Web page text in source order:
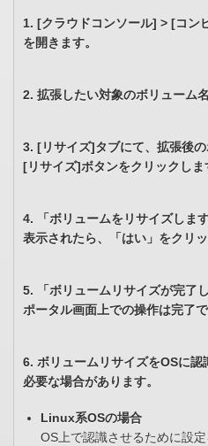
1. [クラウドコンソール] > [コン
を開きます。
2. 拡張したい対象のボリューム
3. [リサイズ]タブにて、拡張後の
[リサイズ]ボタンをクリックしま
4. 「ボリュームをリサイズしま
表示されたら、「はい」をクリッ
5. 「ボリュームリサイズが完了
ポータル画面上での操作は完了で
6. ボリュームリサイズをOSに
必要な場合があります。
Linux系OSの場合
OS上で認識させるために設